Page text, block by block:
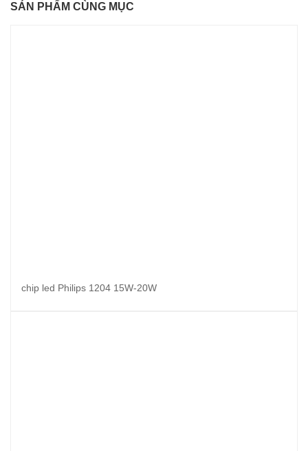
SẢN PHẨM CÙNG MỤC
chip led Philips 1204 15W-20W